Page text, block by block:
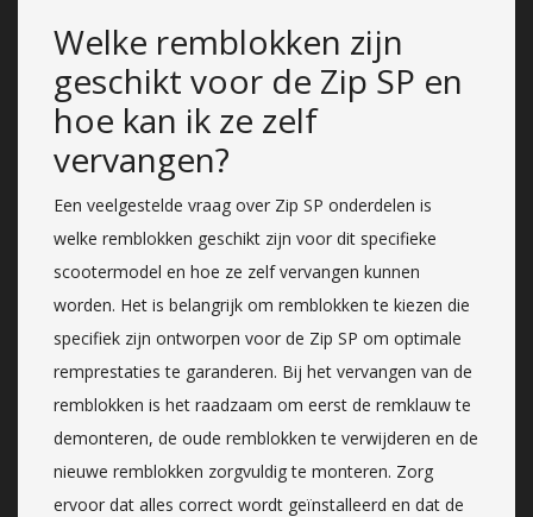
Welke remblokken zijn
geschikt voor de Zip SP en
hoe kan ik ze zelf
vervangen?
Een veelgestelde vraag over Zip SP onderdelen is
welke remblokken geschikt zijn voor dit specifieke
scootermodel en hoe ze zelf vervangen kunnen
worden. Het is belangrijk om remblokken te kiezen die
specifiek zijn ontworpen voor de Zip SP om optimale
remprestaties te garanderen. Bij het vervangen van de
remblokken is het raadzaam om eerst de remklauw te
demonteren, de oude remblokken te verwijderen en de
nieuwe remblokken zorgvuldig te monteren. Zorg
ervoor dat alles correct wordt geïnstalleerd en dat de